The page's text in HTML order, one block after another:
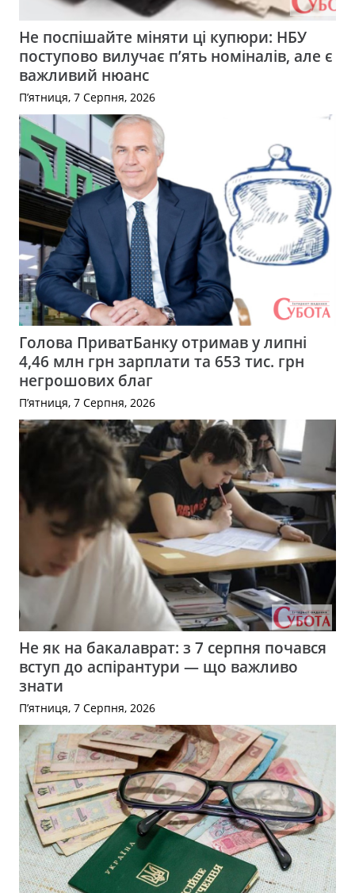
Не поспішайте міняти ці купюри: НБУ
поступово вилучає п’ять номіналів, але є
важливий нюанс
П’ятниця, 7 Серпня, 2026
Голова ПриватБанку отримав у липні
4,46 млн грн зарплати та 653 тис. грн
негрошових благ
П’ятниця, 7 Серпня, 2026
Не як на бакалаврат: з 7 серпня почався
вступ до аспірантури — що важливо
знати
П’ятниця, 7 Серпня, 2026